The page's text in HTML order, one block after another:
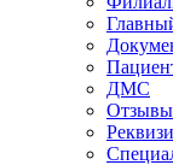
ДМС
Отзывы